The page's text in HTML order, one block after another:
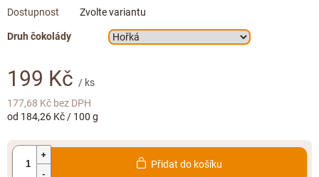
199 Kč / ks
177,68 Kč bez DPH
Měrná
od 184,26 Kč / 100 g
Zvolte variantu
Druh čokolády
Přidat do košíku